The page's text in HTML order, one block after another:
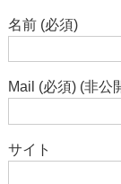
名前 (必須)
Mail (必須) (非公
サイト